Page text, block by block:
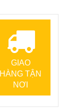
GIAO
HÀNG TẬN
NƠI